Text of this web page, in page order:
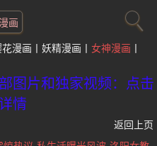
画
花漫画 妖精漫画
女神漫画
图片和独家视频：点击
情
返回上页